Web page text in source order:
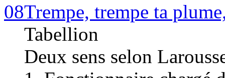
08Trempe, trempe ta
Tabellion
Deux sens selon